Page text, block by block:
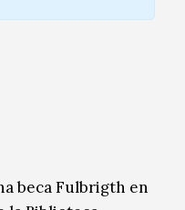
beca Fulbrigth en